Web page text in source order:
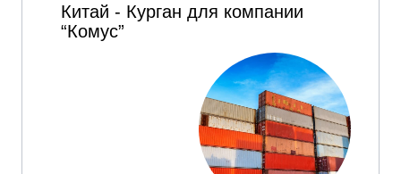
Китай - Курган для компании
“Комус”